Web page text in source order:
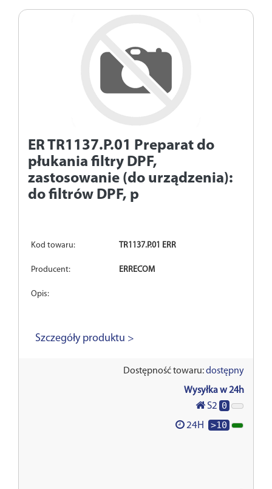
ER TR1137.P.01 Preparat do
płukania filtry DPF,
zastosowanie (do urządzenia):
do filtrów DPF, p
Kod towaru: TR1137.P.01 ERR
Producent: ERRECOM
Opis:
Szczegóły produktu >
Dostępność towaru:dostępny
Wysyłka w 24h
S2 0
24H >10